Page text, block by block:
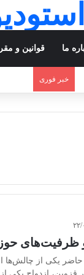
ما قوانین و
خبر فوری
ظرفیت‌های
حاضر یکی از